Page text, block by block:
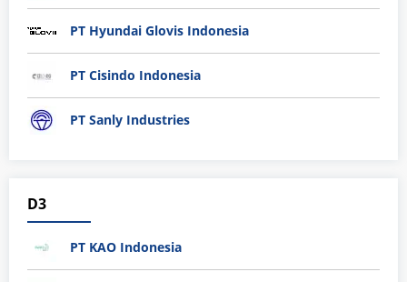
PT Hyundai Glovis Indonesia
PT Cisindo Indonesia
PT Sanly Industries
D3
PT KAO Indonesia